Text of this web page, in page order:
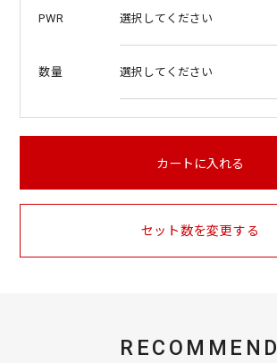
PWR
数量
カートに入れる
セット数を変更する
RECOMMEND